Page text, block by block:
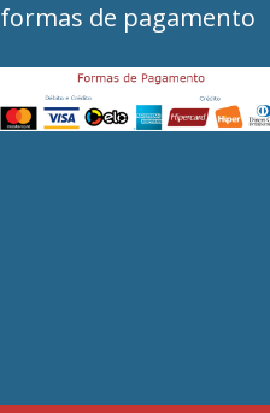
formas de pagamento